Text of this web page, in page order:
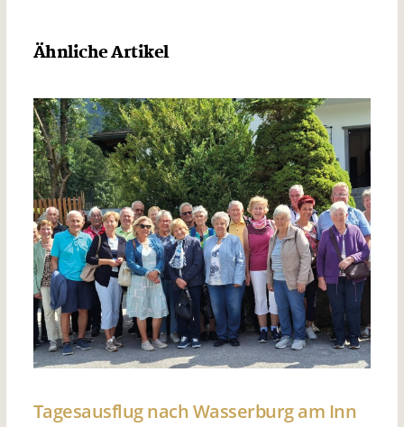
Ähnliche Artikel
Tagesausflug nach Wasserburg am Inn